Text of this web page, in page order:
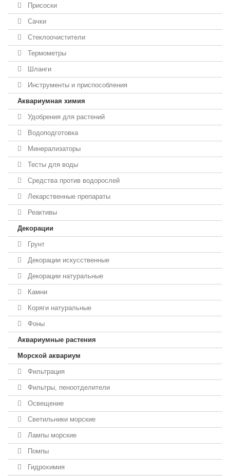
Присоски
Сачки
Стеклоочистители
Термометры
Шланги
Инструменты и приспособления
Аквариумная химия
Удобрения для растений
Водоподготовка
Минерализаторы
Тесты для воды
Средства против водорослей
Лекарственные препараты
Реактивы
Декорации
Грунт
Декорации искусственные
Декорации натуральные
Камни
Коряги натуральные
Фоны
Аквариумные растения
Морской аквариум
Фильтрация
Фильтры, пеноотделители
Освещение
Светильники морские
Лампы морские
Помпы
Гидрохимия